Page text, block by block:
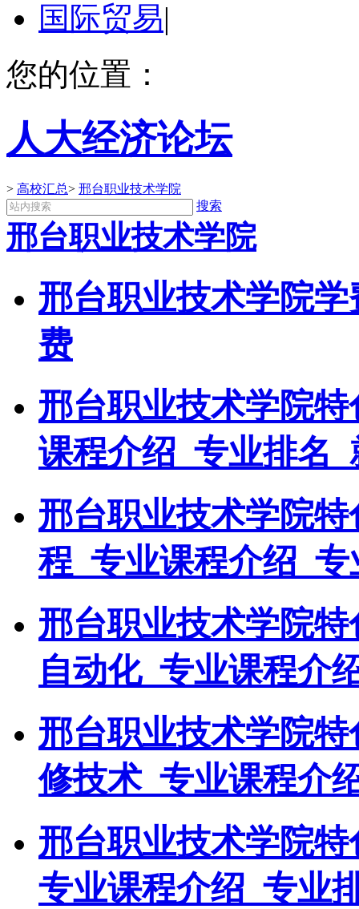
国际贸易|
您的位置：
人大经济论坛
> 高校汇总> 邢台职业技术学院
搜索
邢台职业技术学院
邢台职业技术学院
费
邢台职业技术学院
课程介绍_专业排名
邢台职业技术学院
程_专业课程介绍_
邢台职业技术学院
自动化_专业课程介
邢台职业技术学院
修技术_专业课程介
邢台职业技术学院
专业课程介绍_专业